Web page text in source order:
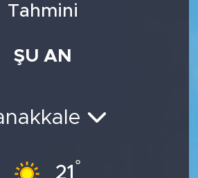
Tahmini
ŞU AN
21 °